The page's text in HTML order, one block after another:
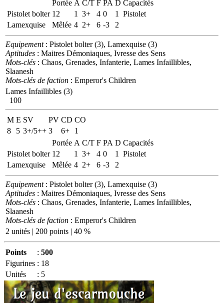
Portée A C/T F PA D Capacités
Pistolet bolter 12 1 3+ 4 0 1
Pistolet
Lamexquise
Mêlée 4 2+ 6 -3 2
Equipement: Pistolet bolter (3), Lamexquise (3)
Aptitudes : Maitres Démoniaques, Ivresse des Sens
Mots-clés : Chaos, Grenades, Infanterie, Lames Infaillibles,
Slaanesh
Mots-clés de faction : Emperor's Children
Lames Infaillibles (3)
100
M E SV PV CD CO
8
5 3+/5++ 3 6+
1
Portée A C/T F PA D Capacités
Pistolet bolter 12 1 3+ 4 0 1
Pistolet
Lamexquise
Mêlée 4 2+ 6 -3 2
Equipement: Pistolet bolter (3), Lamexquise (3)
Aptitudes : Maitres Démoniaques, Ivresse des Sens
Mots-clés : Chaos, Grenades, Infanterie, Lames Infaillibles,
Slaanesh
Mots-clés de faction : Emperor's Children
2 unités | 200 points | 40 %
Points : 500
Figurines : 18
Unités
: 5